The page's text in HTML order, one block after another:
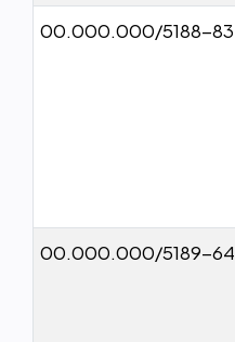
00.000.000/5188-83
00.000.000/5189-64